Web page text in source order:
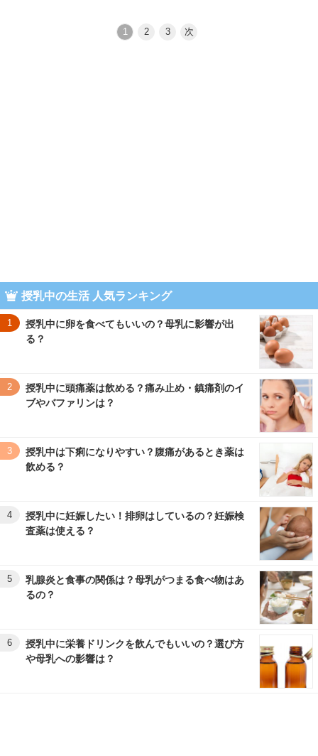
1 2 3 次
授乳中の生活 人気ランキング
1
授乳中に卵を食べてもいいの？母乳に影響が出
る？
2
授乳中に頭痛薬は飲める？痛み止め・鎮痛剤のイ
ブやバファリンは？
3
授乳中は下痢になりやすい？腹痛があるとき薬は
飲める？
4
授乳中に妊娠したい！排卵はしているの？妊娠検
査薬は使える？
5
乳腺炎と食事の関係は？母乳がつまる食べ物はあ
るの？
6
授乳中に栄養ドリンクを飲んでもいいの？選び方
や母乳への影響は？